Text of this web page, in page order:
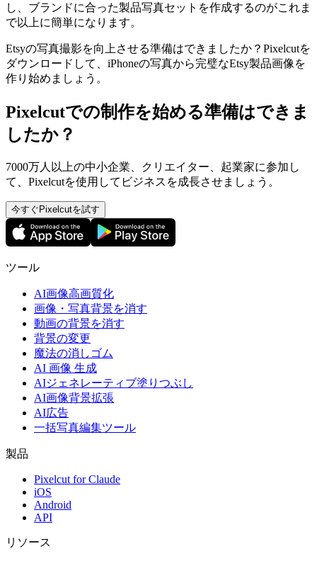
し、ブランドに合った製品写真セットを作成するのがこれま
で以上に簡単になります。
Etsyの写真撮影を向上させる準備はできましたか？Pixelcutを
ダウンロードして、iPhoneの写真から完璧なEtsy製品画像を
作り始めましょう。
Pixelcutでの制作を始める準備はできま
したか？
7000万人以上の中小企業、クリエイター、起業家に参加し
て、Pixelcutを使用してビジネスを成長させましょう。
今すぐPixelcutを試す
ツール
AI画像高画質化
画像・写真背景を消す
動画の背景を消す
背景の変更
魔法の消しゴム
AI 画像 生成
AIジェネレーティブ塗りつぶし
AI画像背景拡張
AI広告
一括写真編集ツール
製品
Pixelcut for Claude
iOS
Android
API
リソース